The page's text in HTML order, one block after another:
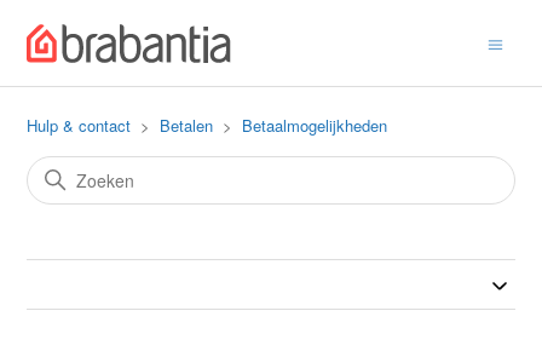
Hulp & contact Betalen Betaalmogelijkheden